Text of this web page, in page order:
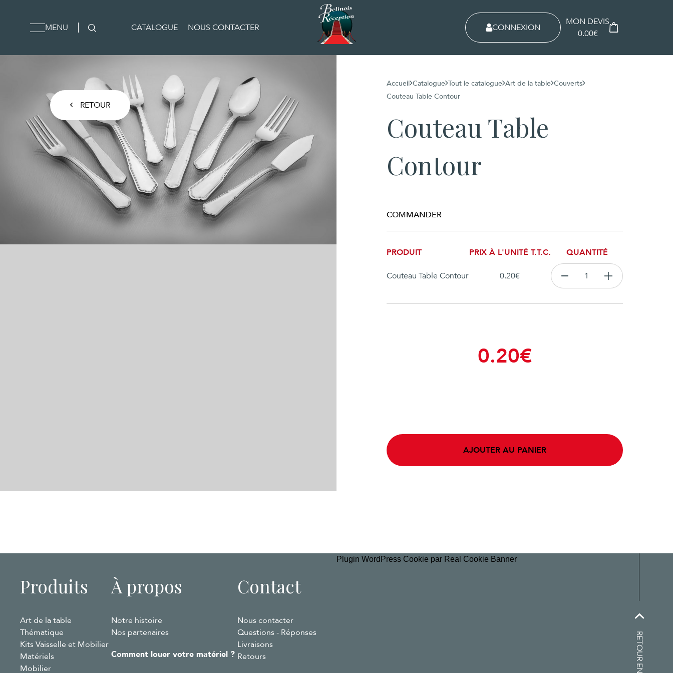
MENU CATALOGUE NOUS CONTACTER CONNEXION
MON DEVIS
0.00€
Accueil Catalogue Tout le catalogue Art de la table Couverts
Couteau Table Contour
Couteau Table
Contour
COMMANDER
PRODUIT PRIX À L'UNITÉ T.T.C. QUANTITÉ
Couteau Table Contour 0.20€
0.20€
AJOUTER AU PANIER
RETOUR
Plugin WordPress Cookie par Real Cookie Banner
Produits
Art de la table
Thématique
Kits Vaisselle et Mobilier
Matériels
Mobilier
À propos
Notre histoire
Nos partenaires
Comment louer votre matériel ?
Contact
Nous contacter
Questions - Réponses
Livraisons
Retours